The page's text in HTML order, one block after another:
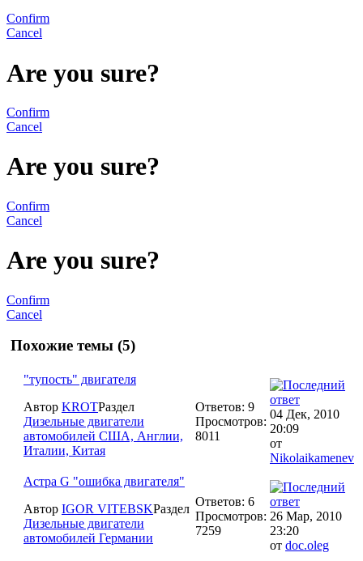
Confirm
Cancel
Are you sure?
Confirm
Cancel
Are you sure?
Confirm
Cancel
Are you sure?
Confirm
Cancel
Похожие темы (5)
"тупость" двигателя
Автор KROTРаздел
Дизельные двигатели
автомобилей США, Англии,
Италии, Китая
Ответов: 9
Просмотров:
8011
04 Дек, 2010
20:09
от
Nikolaikamenev
Астра G "ошибка двигателя"
Автор IGOR VITEBSKРаздел
Дизельные двигатели
автомобилей Германии
Ответов: 6
Просмотров:
7259
26 Мар, 2010
23:20
от doc.oleg